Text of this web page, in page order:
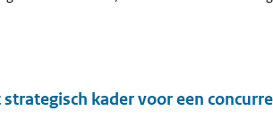
kader voor een